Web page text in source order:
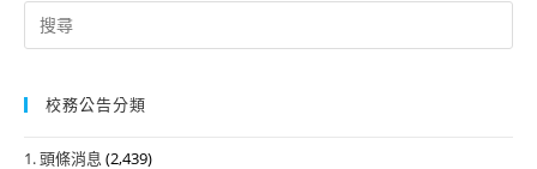
Search
for:
校務公告分類
1. 頭條消息 (2,439)